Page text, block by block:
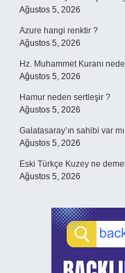
Ağustos 5, 2026
Azure hangi renktir ?
Ağustos 5, 2026
Hz. Muhammet Kuranı
Ağustos 5, 2026
Hamur neden sertleşir ?
Ağustos 5, 2026
Galatasaray’ın sahibi var
Ağustos 5, 2026
Eski Türkçe Kuzey ne
Ağustos 5, 2026